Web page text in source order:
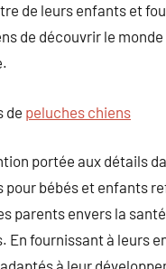
de leurs enfants et
de découvrir le
de peluches chiens
portée aux détails
pour bébés et enfants
parents envers la
En fournissant à leurs
à leur